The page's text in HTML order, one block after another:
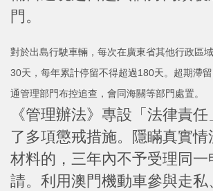
門。
對於出島行駛車輛，每次在廣東省其他行政區
30天，每年累計停留不得超過180天。超期滯
通管理部門布控追查，會同海關等部門處置。
《管理辦法》專設「法律責
了多項懲戒措施。隱瞞真實
材料的，三年內不予受理同一
請。利用澳門機動車參與走私